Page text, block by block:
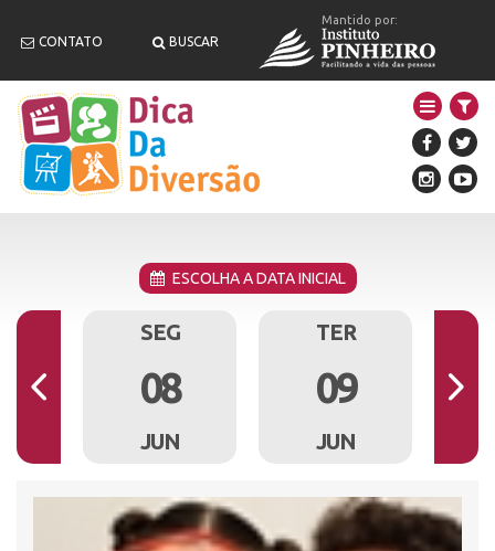
CONTATO BUSCAR
Mantido por:
ESCOLHA A DATA INICIAL
SEG
08
JUN
TER
09
JUN